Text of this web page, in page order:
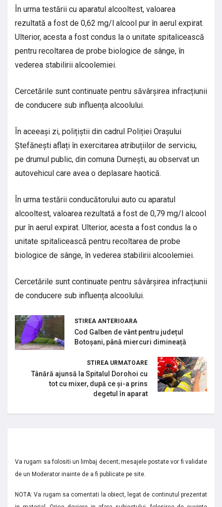
În urma testării cu aparatul alcooltest, valoarea
rezultată a fost de 0,62 mg/l alcool pur în aerul expirat.
Ulterior, acesta a fost condus la o unitate spitalicească
pentru recoltarea de probe biologice de sânge, în
vederea stabilirii alcoolemiei.
Cercetările sunt continuate pentru săvârșirea infracțiunii
de conducere sub influența alcoolului.
În aceeași zi, polițiștii din cadrul Poliției Orașului
Ștefănești aflați în exercitarea atribuțiilor de serviciu,
pe drumul public, din comuna Durnești, au observat un
autovehicul care avea o deplasare haotică.
În urma testării conducătorului auto cu aparatul
alcooltest, valoarea rezultată a fost de 0,79 mg/l alcool
pur în aerul expirat. Ulterior, acesta a fost condus la o
unitate spitalicească pentru recoltarea de probe
biologice de sânge, în vederea stabilirii alcoolemiei.
Cercetările sunt continuate pentru săvârșirea infracțiunii
de conducere sub influența alcoolului.
STIREA ANTERIOARA
Cod Galben de vânt pentru județul
Botoșani, până miercuri dimineață
STIREA URMATOARE
Tânără ajunsă la Spitalul Dorohoi cu
tot cu mixer, după ce și-a prins
degetul în aparat
Va rugam sa folositi un limbaj decent; mesajele postate vor fi validate
de un Moderator inainte de a fi publicate pe site.
NOTA: Va rugam sa comentati la obiect, legat de continutul prezentat